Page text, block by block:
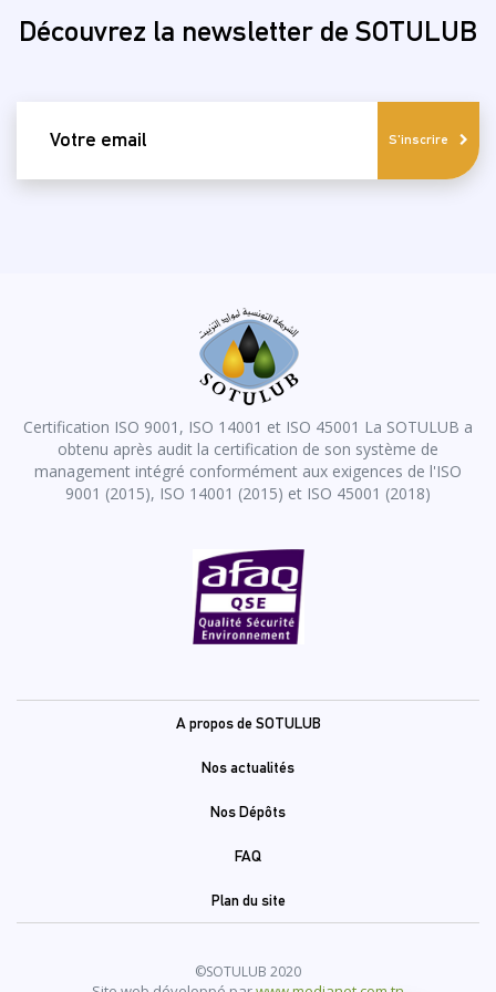
Découvrez la newsletter de SOTULUB
S'inscrire
Certification ISO 9001, ISO 14001 et ISO 45001 La SOTULUB a
obtenu après audit la certification de son système de
management intégré conformément aux exigences de l'ISO
9001 (2015), ISO 14001 (2015) et ISO 45001 (2018)
A propos de SOTULUB
Nos actualités
Nos Dépôts
FAQ
Plan du site
©SOTULUB 2020